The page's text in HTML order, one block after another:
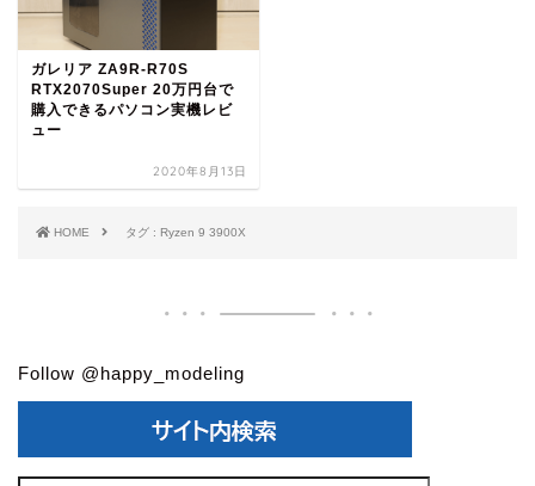
ガレリア ZA9R-R70S
RTX2070Super 20万円台で
購入できるパソコン実機レビ
ュー
2020年8月13日
HOME タグ : Ryzen 9 3900X
Follow @happy_modeling